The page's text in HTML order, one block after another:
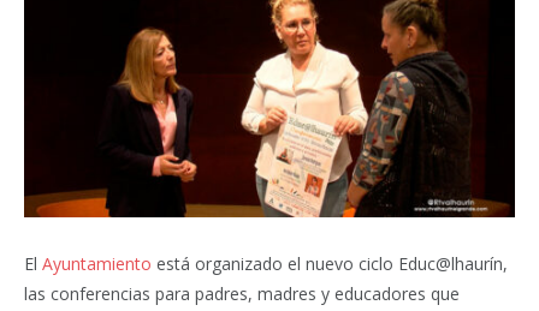
El Ayuntamiento está organizado el nuevo ciclo Educ@lhaurín,
las conferencias para padres, madres y educadores que